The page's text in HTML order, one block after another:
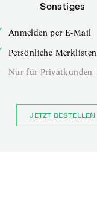
Sonstiges
Anmelden per E-Mail
Persönliche Merklisten
Nur für Privatkunden
JETZT BESTELLEN